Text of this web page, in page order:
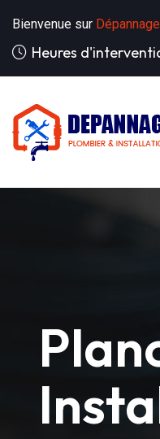
Bienvenue sur
Heures